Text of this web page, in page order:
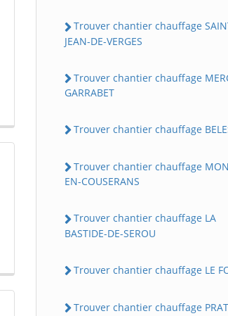
Trouver chantier chauffage
JEAN-DE-VERGES
Trouver chantier chauffage
GARRABET
Trouver chantier chauffage
Trouver chantier chauffage
EN-COUSERANS
Trouver chantier chauffage LA
BASTIDE-DE-SEROU
Trouver chantier chauffage LE
Trouver chantier chauffage